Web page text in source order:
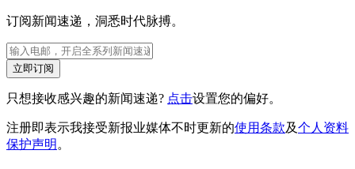
订阅新闻速递，洞悉时代脉搏。
立即订阅
只想接收感兴趣的新闻速递? 点击设置您的偏好。
注册即表示我接受新报业媒体不时更新的使用条款及个人资料
保护声明 。